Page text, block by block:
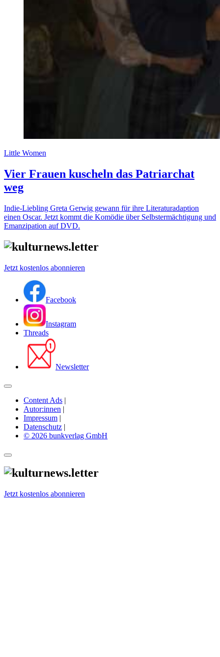
Little Women
Vier Frauen kuscheln das Patriarchat
weg
Indie-Liebling Greta Gerwig gewann für ihre Literaturadaption
einen Oscar. Jetzt kommt die Komödie über Selbstermächtigung und
Emanzipation auf DVD.
Jetzt kostenlos abonnieren
Facebook
Instagram
Threads
Newsletter
Content Ads |
Autor:innen |
Impressum |
Datenschutz |
© 2026 bunkverlag GmbH
Jetzt kostenlos abonnieren